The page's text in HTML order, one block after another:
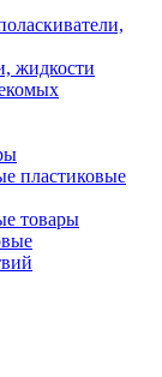
жидкости
пластиковые
товары